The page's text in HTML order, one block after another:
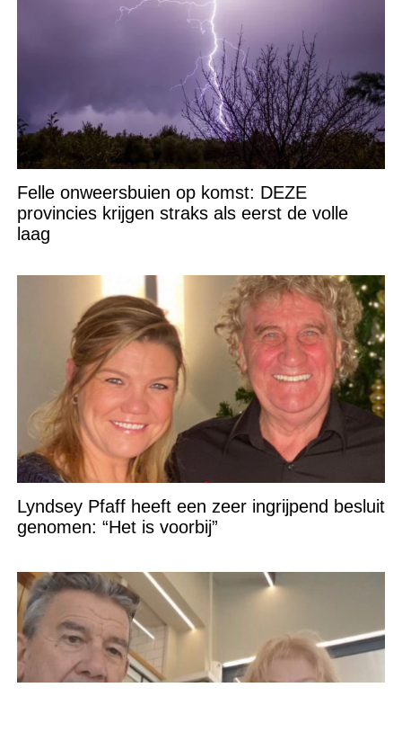
Felle onweersbuien op komst: DEZE
provincies krijgen straks als eerst de volle
laag
Lyndsey Pfaff heeft een zeer ingrijpend besluit
genomen: “Het is voorbij”